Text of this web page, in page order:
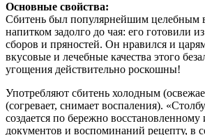
Основные свойства:
Сбитень был популярнейшим целебным
напитком задолго до чая: его готовили
сборов и пряностей. Он нравился и
вкусовые и лечебные качества этого
угощения действительно роскошны!
Употребляют сбитень холодным
(согревает, снимает воспаления).
создается по бережно восстановленному
документов и воспоминаний рецепту, в